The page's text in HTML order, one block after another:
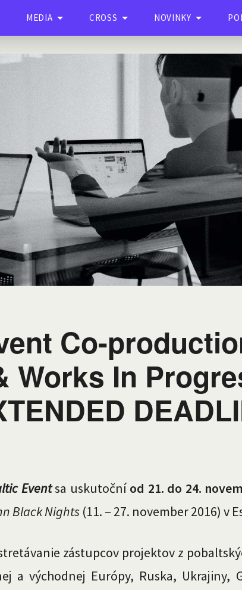
MEDIA CROSS NOVINKY
Co-
Works In
Eventsa uskutoční od 21. do 24.
Black Nights(11. – 27. november 2016) v
zástupcov projektov z
a východnej Európy, Ruska, Ukrajiny,